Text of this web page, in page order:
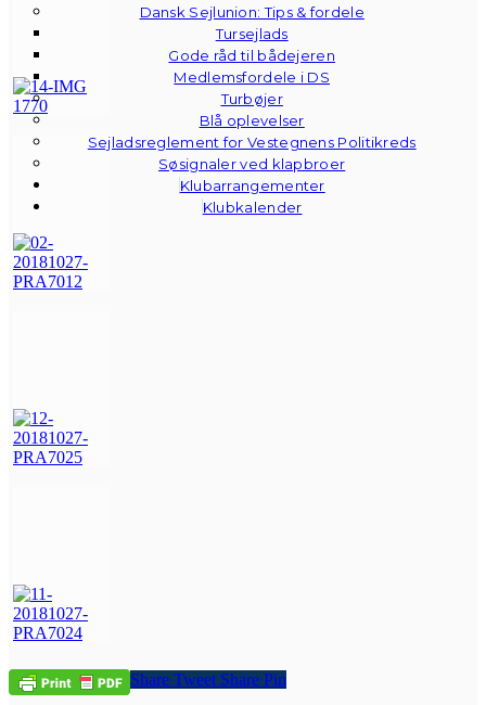
Dansk Sejlunion: Tips & fordele
Tursejlads
Gode råd til bådejeren
Medlemsfordele i DS
Turbøjer
Blå oplevelser
Sejladsreglement for Vestegnens Politikreds
Søsignaler ved klapbroer
Klubarrangementer
Klubkalender
Share Tweet Share Pin